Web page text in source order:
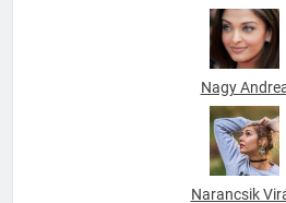
Nádasi Esztus
Nagy Andrea